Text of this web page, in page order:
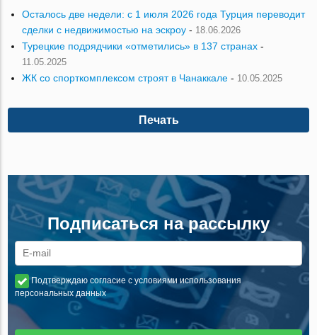
Осталось две недели: с 1 июля 2026 года Турция переводит
сделки с недвижимостью на эскроу - 18.06.2026
Турецкие подрядчики «отметились» в 137 странах -
11.05.2025
ЖК со спорткомплексом строят в Чанаккале - 10.05.2025
Печать
Подписаться на рассылку
Подтверждаю согласие с условиями использования
персональных данных